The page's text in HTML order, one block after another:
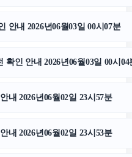
이혼전문변호사
안내 2026년06월03일 00시07분
인 안내 2026년06월03일 00시04
내 2026년06월02일 23시57분
내 2026년06월02일 23시53분